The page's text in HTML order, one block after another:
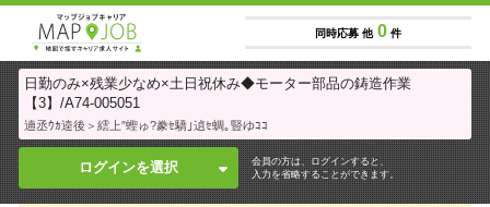
同時応募 他 0 件
日勤のみ×残業少なめ×土日祝休み◆モーター部品の鋳造作業
【3】/A74-005051
遖丞ｳｶ逵後＞繧上″蟶ゅ?豢ｾ驕｣遉ｾ蜩｡豎ゆｺｺ
ログインを選択
会員の方は、ログインすると、
入力を省略することができます。